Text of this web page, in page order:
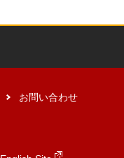
お問い合わせ